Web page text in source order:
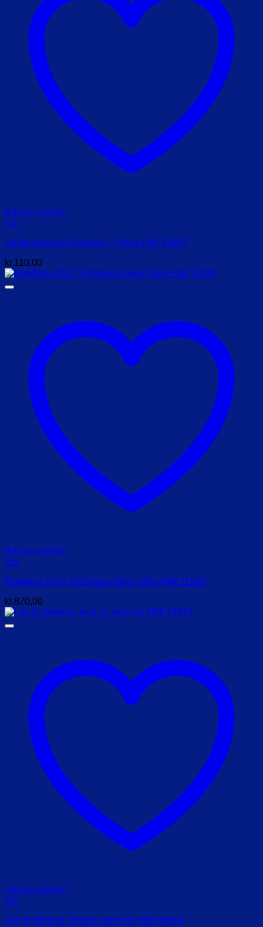
Add to wishlist
Vis
Køkkenminutur Regent 2-Timers HMI 43897
kr.110,00
Add to wishlist
Vis
Brødkniv, DUX Victorinox højre hånd HMI 11600
kr.870,00
Add to wishlist
Vis
Låg til rillekrus, hvid m. stort hul HMI 44819